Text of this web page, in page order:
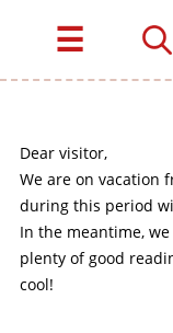
☰
Dear visitor,
We are on vacation
during this period
In the meantime,
plenty of good
cool!